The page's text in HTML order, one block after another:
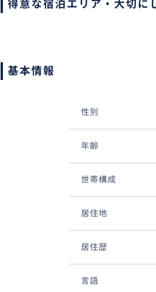
得意な宿泊エリア・大切に
基本情報
性別
年齢
世帯構成
居住地
居住歴
言語